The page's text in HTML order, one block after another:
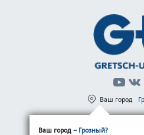
Ваш город – Грозный?
Ваш город